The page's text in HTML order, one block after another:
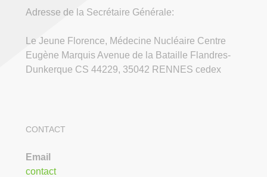
Adresse de la Secrétaire Générale:
Le Jeune Florence, Médecine Nucléaire Centre
Eugène Marquis Avenue de la Bataille Flandres-
Dunkerque CS 44229, 35042 RENNES cedex
CONTACT
Email
contact